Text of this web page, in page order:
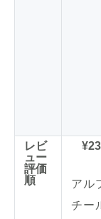
レビ
ュー
評価
順
アル
チー